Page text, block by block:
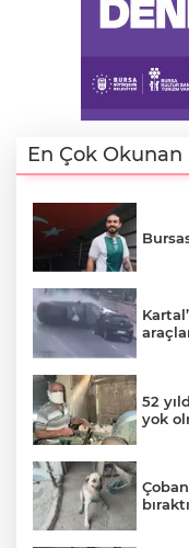
En Çok
52
yok